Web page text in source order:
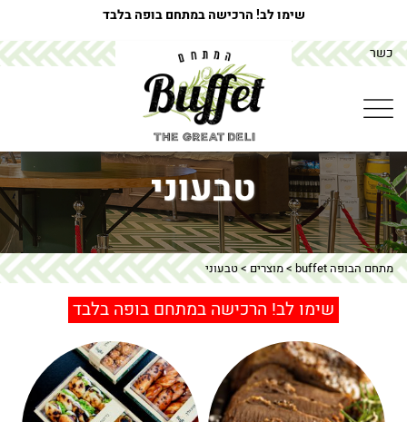
שימו לב! הרכישה במתחם בופה בלבד
כשר
טבעוני
מתחם הבופה buffet >מוצרים>טבעוני
שימו לב! הרכישה במתחם בופה בלבד